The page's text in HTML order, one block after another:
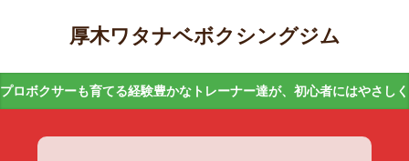
厚木ワタナベボクシングジム
プロボクサーも育てる経験豊かなトレーナー達が、初心者にはやさし